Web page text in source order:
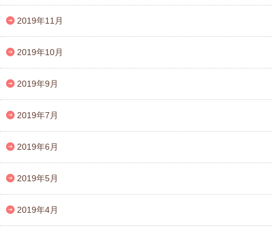
2019年11月
2019年10月
2019年9月
2019年7月
2019年6月
2019年5月
2019年4月